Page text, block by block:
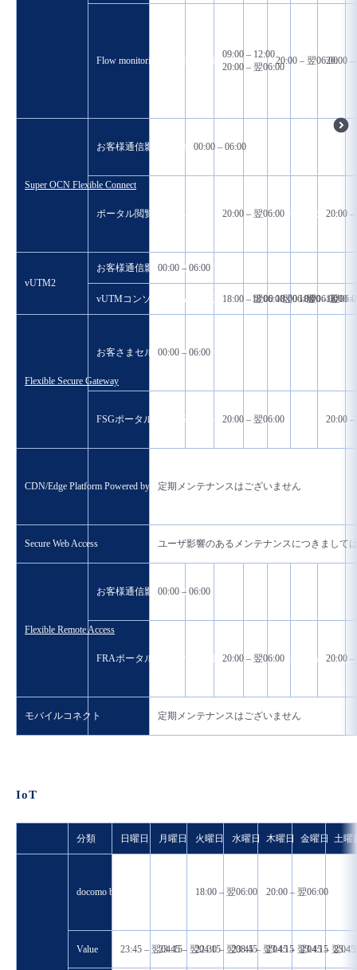
Flow monitoringへの影響の場合
09:00 – 12:00
20:00 – 翌06:00
20:00 – 翌06:0020:00
Super OCN Flexible Connect
お客様通信影響の場合 00:00 – 06:00
ポータル閲覧、SO処理、モニタリングメール等への影響の
20:00 – 翌06:00 20:00
vUTM2
お客様通信影響の場合
00:00 – 06:00
vUTMコンソール、API閲覧操作等への影響ありの場合
18:00 – 翌06:0018:00 – 翌06:00
18:00 – 翌06:00
18:00 – 翌
18:00
Flexible Secure Gateway
お客さまセルに影響がある場合
00:00 – 06:00
FSGポータル閲覧・SO処理への影響の場合
20:00 – 翌06:00 20:00
CDN/Edge Platform Powered by Akamai定期メンテナンスはございません
Secure Web Access ユーザ影響のあるメンテナンスにつきまして
Flexible Remote Access
お客様通信影響ありの場合
00:00 – 06:00
FRAポータル閲覧等への影響ありの場合/縮退運転ありの場合
20:00 – 翌06:00 20:00
モバイルコネクト 定期メンテナンスはございません
IoT
分類 日曜日 月曜日 火曜日 水曜日 木曜日 金曜日 土曜
docomo business SIGNコンソール18:00 – 翌06:00 20:00 – 翌06:00
Value 23:45 – 翌04:1523:45 – 翌04:1522:30 – 翌08:4523:45 – 翌04:1523:45 – 翌04:15
23:45 – 翌